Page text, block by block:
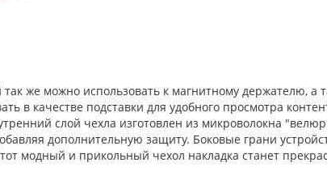
же можно использовать к магнитному держателю, а
в качестве подставки для удобного просмотра
слой чехла изготовлен из микроволокна
дополнительную защиту. Боковые грани
модный и прикольный чехол накладка станет